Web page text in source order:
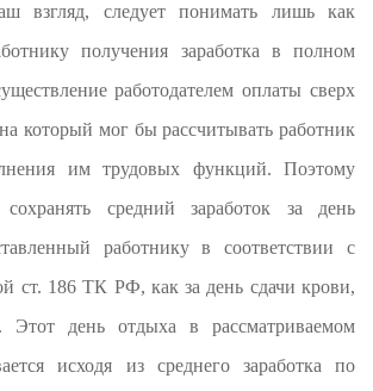
взгляд, следует понимать лишь как
получения заработка в полном
работодателем оплаты сверх
на который мог бы рассчитывать работник
им трудовых функций. Поэтому
сохранять средний заработок за день
работнику в соответствии с
ст. 186 ТК РФ, как за день сдачи крови,
Этот день отдыха в рассматриваемом
исходя из среднего заработка по